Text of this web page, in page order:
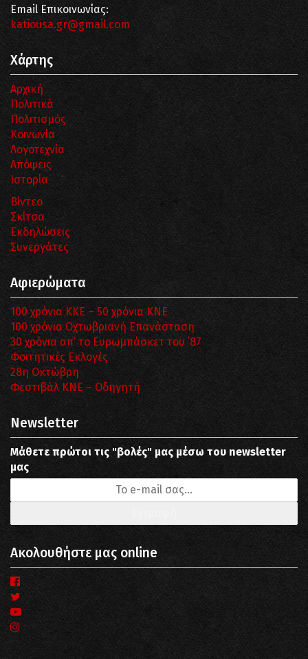
Email Επικοινωνίας:
katiousa.gr@gmail.com
Χάρτης
Αρχική
Πολιτικά
Πολιτισμός
Κοινωνία
Λογοτεχνία
Απόψεις
Ιστορία
Βίντεο
Σκίτσα
Εκδηλώσεις
Συνεργάτες
Αφιερώματα
100 χρόνια ΚΚΕ – 50 χρόνια ΚΝΕ
100 χρόνια Οχτωβριανή Επανάσταση
30 χρόνια απ’ το Ευρωμπάσκετ του ΄87
Φοιτητικές Εκλογές
28η Οκτώβρη
Φεστιβάλ ΚΝΕ – Οδηγητή
Newsletter
Μάθετε πρώτοι τις "βολές" μας μέσω του newsletter
μας
Ακολουθήστε μας online